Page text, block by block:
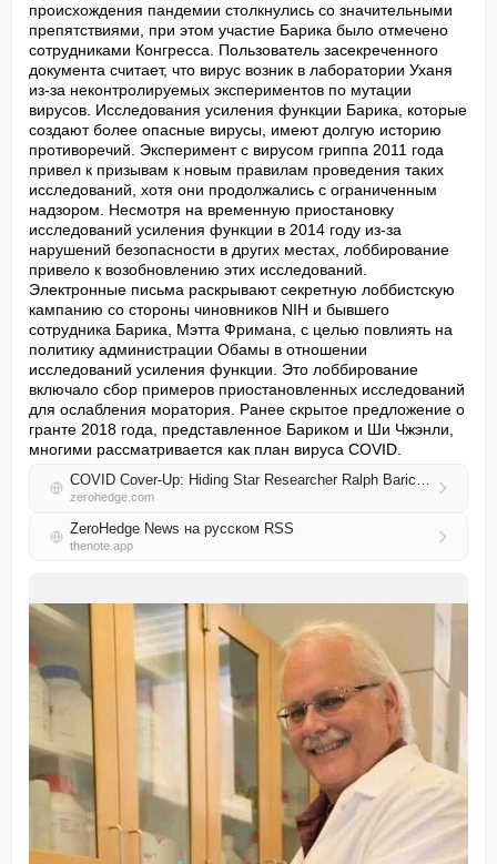
происхождения пандемии столкнулись со значительными
препятствиями, при этом участие Барика было отмечено
сотрудниками Конгресса. Пользователь засекреченного
документа считает, что вирус возник в лаборатории Уханя
из-за неконтролируемых экспериментов по мутации
вирусов. Исследования усиления функции Барика, которые
создают более опасные вирусы, имеют долгую историю
противоречий. Эксперимент с вирусом гриппа 2011 года
привел к призывам к новым правилам проведения таких
исследований, хотя они продолжались с ограниченным
надзором. Несмотря на временную приостановку
исследований усиления функции в 2014 году из-за
нарушений безопасности в других местах, лоббирование
привело к возобновлению этих исследований.
Электронные письма раскрывают секретную лоббистскую
кампанию со стороны чиновников NIH и бывшего
сотрудника Барика, Мэтта Фримана, с целью повлиять на
политику администрации Обамы в отношении
исследований усиления функции. Это лоббирование
включало сбор примеров приостановленных исследований
для ослабления моратория. Ранее скрытое предложение о
гранте 2018 года, представленное Бариком и Ши Чжэнли,
многими рассматривается как план вируса COVID.
COVID Cover-Up: Hiding Star Researcher Ralph Baric's Ties To Global Pandemic
zerohedge.com
ZeroHedge News на русском RSS
thenote.app